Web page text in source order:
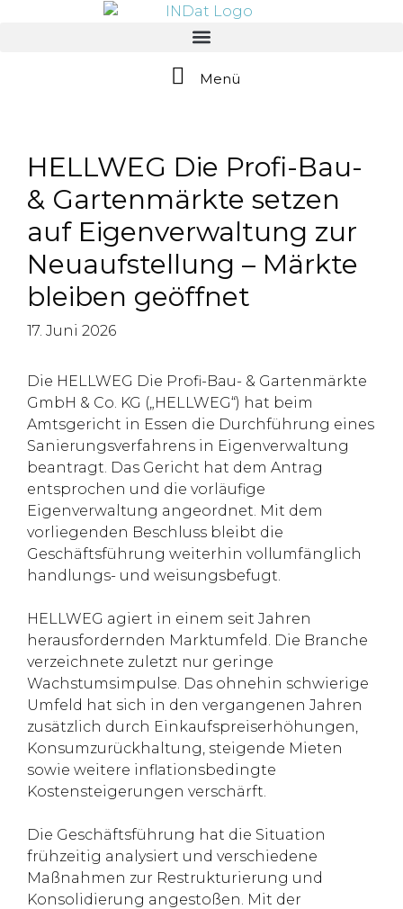
Menü
HELLWEG Die Profi-Bau-
& Gartenmärkte setzen
auf Eigenverwaltung zur
Neuaufstellung – Märkte
bleiben geöffnet
17. Juni 2026
Die HELLWEG Die Profi-Bau- & Gartenmärkte
GmbH & Co. KG („HELLWEG“) hat beim
Amtsgericht in Essen die Durchführung eines
Sanierungsverfahrens in Eigenverwaltung
beantragt. Das Gericht hat dem Antrag
entsprochen und die vorläufige
Eigenverwaltung angeordnet. Mit dem
vorliegenden Beschluss bleibt die
Geschäftsführung weiterhin vollumfänglich
handlungs- und weisungsbefugt.
HELLWEG agiert in einem seit Jahren
herausfordernden Marktumfeld. Die Branche
verzeichnete zuletzt nur geringe
Wachstumsimpulse. Das ohnehin schwierige
Umfeld hat sich in den vergangenen Jahren
zusätzlich durch Einkaufspreiserhöhungen,
Konsumzurückhaltung, steigende Mieten
sowie weitere inflationsbedingte
Kostensteigerungen verschärft.
Die Geschäftsführung hat die Situation
frühzeitig analysiert und verschiedene
Maßnahmen zur Restrukturierung und
Konsolidierung angestoßen. Mit der